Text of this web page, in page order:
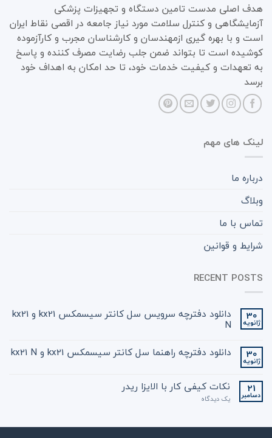
هدف اصلی مدست تامین دستگاه و تجهیزات پزشکی
آزمایشگاهی و کنترل سلامت مورد نیاز جامعه در اقصی نقاط ایران
است و با بهره گیری ازمهندسان و کارشناسان مجرب و کارآزموده
کوشیده است تا بتواند ضمن جلب رضایت مصرف کننده و پاسخ
به تعهدات و کیفیت خدمات خود، تا حد امکان به اهداف خود
برسد
لینک های مهم
درباره ما
وبلاگ
تماس با ما
شرایط و قوانین
RECENT POSTS
30
ژانویه
دانلود دفترچه سرویس سل کانتر سیسمکس kx21 و kx21
N
30
ژانویه
دانلود دفترچه راهنما سل کانتر سیسمکس kx21 و kx21 N
21
دسامبر
نکات کیفی کار با الایزا ریدر
یک دیدگاه